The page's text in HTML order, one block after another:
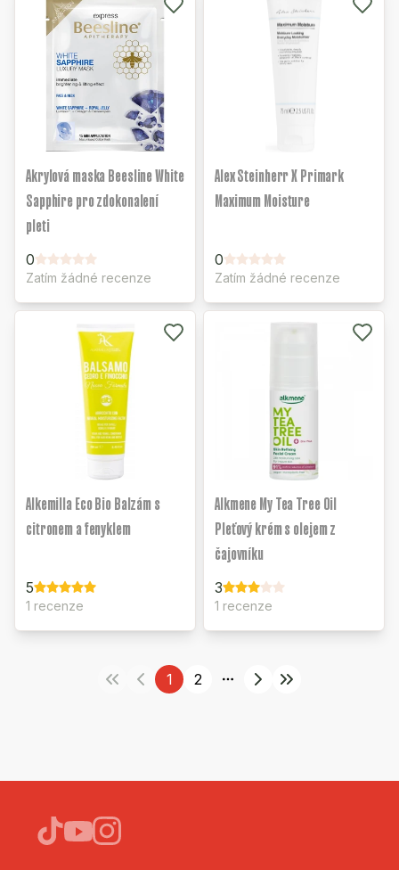
Akrylová maska Beesline White
Sapphire pro zdokonalení
pleti
0
Zatím žádné recenze
Alex Steinherr X Primark
Maximum Moisture
0
Zatím žádné recenze
Alkemilla Eco Bio Balzám s
citronem a fenyklem
5
1 recenze
Alkmene My Tea Tree Oil
Pleťový krém s olejem z
čajovníku
3
1 recenze
1 2
More pages